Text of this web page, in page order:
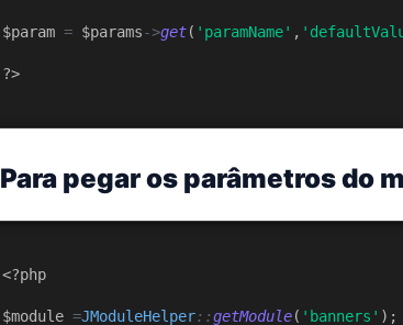
$param = $params->get( 'paramName' ,
?>
Para pegar os parâmetros do
<?php
$module =JModuleHelper::getModule( 'banners' );